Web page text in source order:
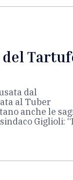
dal
al Tuber
anche le
Giglioli: